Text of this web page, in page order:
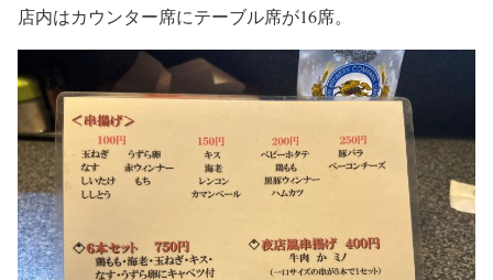
店内はカウンター席にテーブル席が16席。